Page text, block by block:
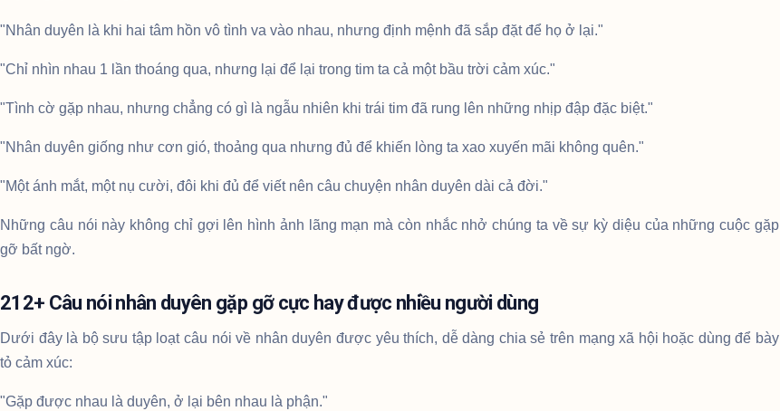
"Nhân duyên là khi hai tâm hồn vô tình va vào nhau, nhưng định mệnh đã sắp đặt để họ ở lại."
"Chỉ nhìn nhau 1 lần thoáng qua, nhưng lại để lại trong tim ta cả một bầu trời cảm xúc."
"Tình cờ gặp nhau, nhưng chẳng có gì là ngẫu nhiên khi trái tim đã rung lên những nhịp đập đặc biệt."
"Nhân duyên giống như cơn gió, thoảng qua nhưng đủ để khiến lòng ta xao xuyến mãi không quên."
"Một ánh mắt, một nụ cười, đôi khi đủ để viết nên câu chuyện nhân duyên dài cả đời."
Những câu nói này không chỉ gợi lên hình ảnh lãng mạn mà còn nhắc nhở chúng ta về sự kỳ diệu của những cuộc gặp
gỡ bất ngờ.
212+ Câu nói nhân duyên gặp gỡ cực hay được nhiều người dùng
Dưới đây là bộ sưu tập loạt câu nói về nhân duyên được yêu thích, dễ dàng chia sẻ trên mạng xã hội hoặc dùng để bày
tỏ cảm xúc:
"Gặp được nhau là duyên, ở lại bên nhau là phận."